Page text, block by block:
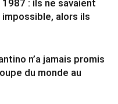
: ils ne savaient
impossible, alors ils
n’a jamais promis
du monde au